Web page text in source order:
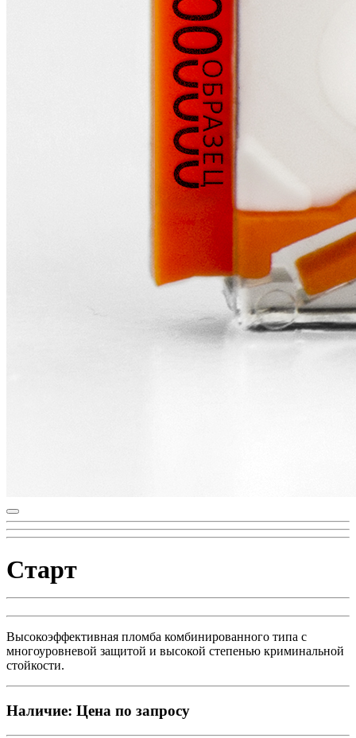
Старт
Высокоэффективная пломба комбинированного типа с
многоуровневой защитой и высокой степенью криминальной
стойкости.
Наличие: Цена по запросу